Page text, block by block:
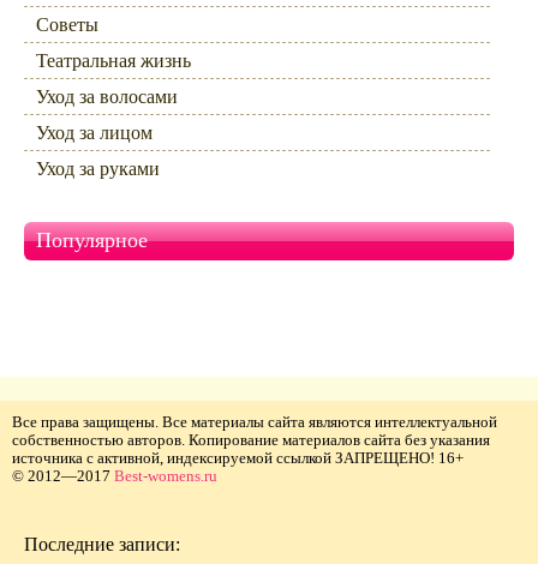
Советы
Театральная жизнь
Уход за волосами
Уход за лицом
Уход за руками
Популярное
Все права защищены. Все материалы сайта являются интеллектуальной
собственностью авторов. Копирование материалов сайта без указания
источника с активной, индексируемой ссылкой ЗАПРЕЩЕНО! 16+
© 2012—2017 Best-womens.ru
Последние записи: